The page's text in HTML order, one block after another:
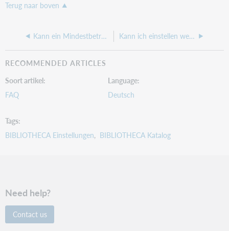
Terug naar boven
Kann ein Mindestbetrag für die EC-Kartenzahlung in BIBLIOTHECAnext oder für das ePayment in OPEN eingestellt werden? Kann ich einstellen welche Fremddatenquellen mir im Katalog angeboten werden?
RECOMMENDED ARTICLES
Soort artikel
FAQ
Language
Deutsch
Tags
BIBLIOTHECA Einstellungen
BIBLIOTHECA Katalog
Need help?
Contact us